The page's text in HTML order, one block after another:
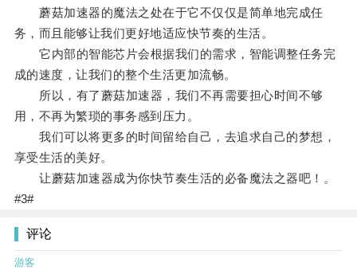
蘑菇加速器的魔法之处在于它不仅仅是简单地完成任
务，而且能够让我们更好地适应快节奏的生活。
它内部的智能芯片会根据我们的需求，智能调整任务完
成的速度，让我们的整个生活更加流畅。
所以，有了蘑菇加速器，我们不再需要担心时间不够
用，不再为繁琐的事务感到压力。
我们可以将更多的时间留给自己，去追求自己的梦想，
享受生活的美好。
让蘑菇加速器成为你快节奏生活的必备魔法之器吧！。
#3#
评论
游客